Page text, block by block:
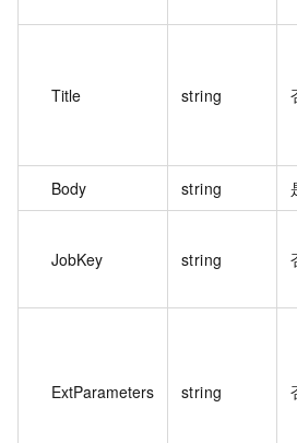
Title string
Body string
JobKey string
ExtParameters string